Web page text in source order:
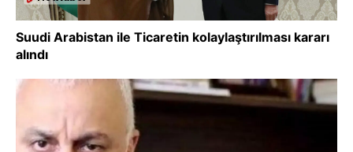
Suudi Arabistan ile Ticaretin kolaylaştırılması kararı
alındı